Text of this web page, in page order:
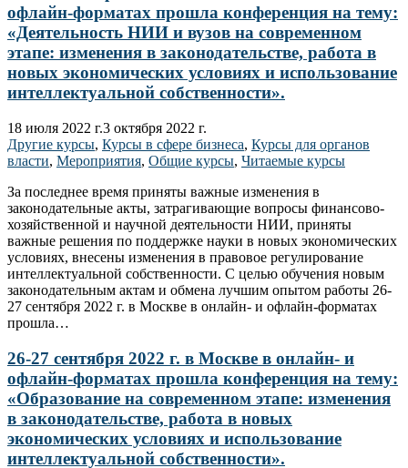
офлайн-форматах прошла конференция на тему:
«Деятельность НИИ и вузов на современном
этапе: изменения в законодательстве, работа в
новых экономических условиях и использование
интеллектуальной собственности».
18 июля 2022 г.3 октября 2022 г.
Другие курсы, Курсы в сфере бизнеса, Курсы для органов
власти, Мероприятия, Общие курсы, Читаемые курсы
За последнее время приняты важные изменения в
законодательные акты, затрагивающие вопросы финансово-
хозяйственной и научной деятельности НИИ, приняты
важные решения по поддержке науки в новых экономических
условиях, внесены изменения в правовое регулирование
интеллектуальной собственности. С целью обучения новым
законодательным актам и обмена лучшим опытом работы 26-
27 сентября 2022 г. в Москве в онлайн- и офлайн-форматах
прошла…
26-27 сентября 2022 г. в Москве в онлайн- и
офлайн-форматах прошла конференция на тему:
«Образование на современном этапе: изменения
в законодательстве, работа в новых
экономических условиях и использование
интеллектуальной собственности».